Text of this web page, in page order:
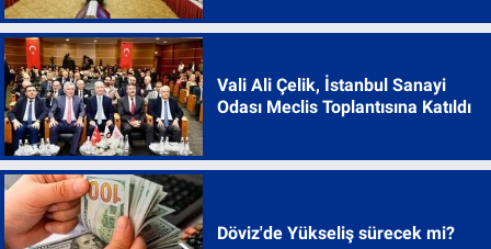
Vali Ali Çelik, İstanbul Sanayi
Odası Meclis Toplantısına Katıldı
Döviz'de Yükseliş sürecek mi?